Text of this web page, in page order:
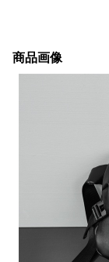
商品画像